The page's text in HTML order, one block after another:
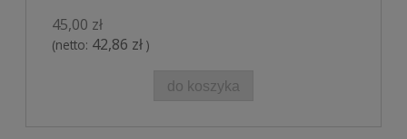
45,00 zł
(netto: 42,86 zł )
do koszyka